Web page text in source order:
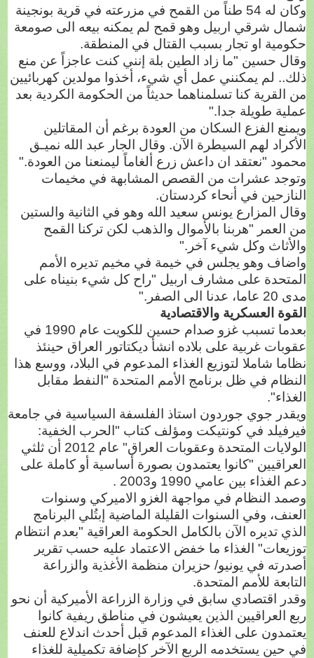
وكان له 54 طناً من القمح في مزرعته في قرية بونجينة
شمال شرقي اربيل وهو قمح لم يمكنه بيعه الى صومعة
حكومية او تجار بسبب القتال في المنطقة.
وقال حسين "ما زاد الطين بلة إنني كنت عاجزاً عن منع
ذلك.. لم يمكنني عمل أي شيء، أخذوا مولدين كهربائيين
من القرية كنا تسلمناهما حديثاً من الحكومة الكردية بعد
عملية طويلة جدا."
ويمنع الفزع السكان من العودة برغم أن المقاتلين
الأكراد لهم السيطرة الآن. وقال الجار عبد الله نميـق
محمود "نعتقد ان داعش زرع ألغاماً ليمنعنا من العودة."
وتوجد عشرات من القصص المشابهة في مخيمات
النازحين في أنحاء كردستان.
وقال المزارع يونس سعيد الله وهو في الثانية والستين
من العمر "هربنا بالأموال والذهب لكن تركنا القمح
والأثاث وكل شيء آخر."
واضاف وهو يجلس في خيمة في مخيم تديره الأمم
المتحدة على مشارف اربيل "راح كل شيء بنيناه على
مدى 20 عاما، عدنا الى الصفر."
القوة العسكرية والاقتصادية
بعدما تسبب غزو صدام حسين للكويت عام 1990 في
عقوبات غربية على بلاده انشأ ديكتاتور العراق حينئذ
نظاما شاملا لتوزيع الغذاء المدعوم في البلاد، ووسع هذا
النظام في ظل برنامج الأمم المتحدة "النفط مقابل
الغذاء".
ويقدر جوي جوردون استاذ الفلسفة السياسية في جامعة
فيرفيلد في كونتيكت ومؤلف كتاب "الحرب الخفية:
الولايات المتحدة وعقوبات العراق" عام 2012 أن ثلثي
العراقيين "كانوا يعتمدون بصورة أساسية أو كاملة على
دعم الغذاء بين عامي 1990 و2003 .
وصمد النظام في مواجهة الغزو الاميركي وسنوات
العنف، وفي السنوات القليلة الماضية إبتُلي البرنامج
الذي تديره الآن بالكامل الحكومة العراقية "بعدم انتظام
توزيعات" الغذاء ما خفض الاعتماد عليه حسب تقرير
أصدرته في يونيو/ حزيران منظمة الأغذية والزراعة
التابعة للأمم المتحدة.
وقدر اقتصادي سابق في وزارة الزراعة الأميركية أن نحو
ربع العراقيين الذين يعيشون في مناطق ريفية كانوا
يعتمدون على الغذاء المدعوم قبل أحدث اندلاع للعنف
في حين يستخدمه الربع الآخر كإضافة تكميلية للغذاء